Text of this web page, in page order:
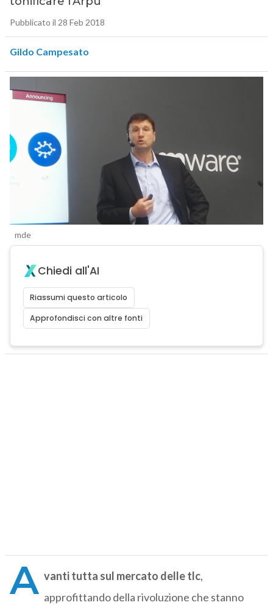
Pubblicato il 28 Feb 2018
Gildo Campesato
mde
Chiedi all'AI
Riassumi questo articolo
Approfondisci con altre fonti
A vanti tutta sul mercato delle tlc,
approfittando della rivoluzione che stanno